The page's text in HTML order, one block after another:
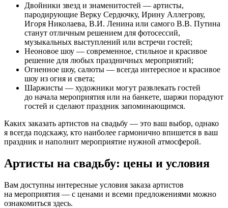
Двойники звезд и знаменитостей — артисты,
пародирующие Верку Сердючку, Ирину Аллегрову,
Игоря Николаева, В.И. Ленина или самого В.В. Путина
станут отличным решением для фотосессий,
музыкальных выступлений или встречи гостей;
Неоновое шоу — современное, стильное и красивое
решение для любых праздничных мероприятий;
Огненное шоу, салюты — всегда интересное и красивое
шоу из огня и света;
Шаржисты — художники могут развлекать гостей
до начала мероприятия или на банкете, шаржи порадуют
гостей и сделают праздник запоминающимся.
Каких заказать артистов на свадьбу — это ваш выбор, однако
я всегда подскажу, кто наиболее гармонично впишется в ваш
праздник и наполнит мероприятие нужной атмосферой.
Артисты на свадьбу: цены и условия
Вам доступны интересные условия заказа артистов
на мероприятия — с ценами и всеми предложениями можно
ознакомиться здесь.